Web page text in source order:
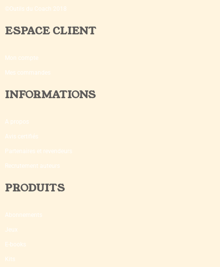
©Outils du Coach 2018
ESPACE CLIENT
Mon compte
Mes commandes
INFORMATIONS
A propos
Avis certifiés
Partenaires et revendeurs
Recrutement auteurs
PRODUITS
Abonnements
Jeux
E-books
Kits